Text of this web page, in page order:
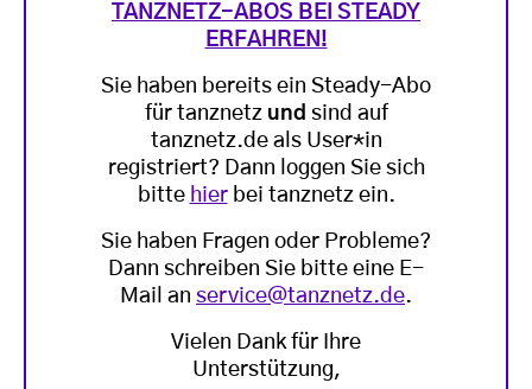
TANZNETZ-ABOS BEI STEADY
ERFAHREN!
Sie haben bereits ein Steady-Abo
für tanznetz und sind auf
tanznetz.de als User*in
registriert? Dann loggen Sie sich
bitte hierbei tanznetz ein.
Sie haben Fragen oder Probleme?
Dann schreiben Sie bitte eine E-
Mail an service@tanznetz.de.
Vielen Dank für Ihre
Unterstützung,